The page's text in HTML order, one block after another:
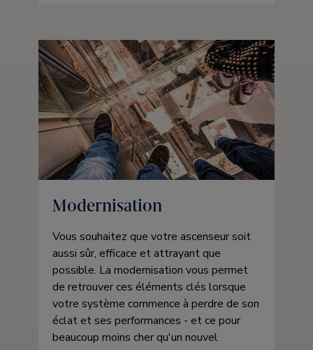
Modernisation
Vous souhaitez que votre ascenseur soit
aussi sûr, efficace et attrayant que
possible. La modernisation vous permet
de retrouver ces éléments clés lorsque
votre système commence à perdre de son
éclat et ses performances - et ce pour
beaucoup moins cher qu'un nouvel